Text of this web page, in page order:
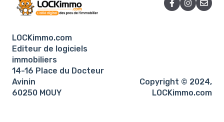
Centre d'envoi
E-mails
LOCKimmo.com
Editeur de logiciels
immobiliers
14-16 Place du Docteur
Avinin
60250 MOUY
Copyright © 2024,
LOCKimmo.com